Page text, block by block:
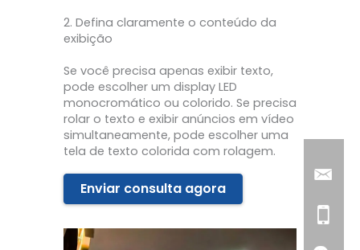
2. Defina claramente o conteúdo da
exibição
Se você precisa apenas exibir texto,
pode escolher um display LED
monocromático ou colorido. Se precisa
rolar o texto e exibir anúncios em vídeo
simultaneamente, pode escolher uma
tela de texto colorida com rolagem.
Enviar consulta agora